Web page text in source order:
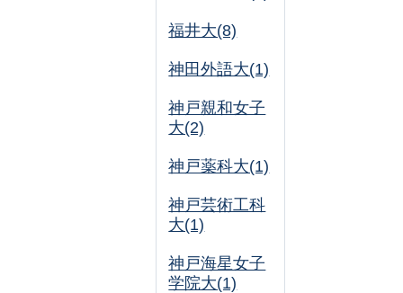
福井大(8)
神田外語大(1)
神戸親和女子
大(2)
神戸薬科大(1)
神戸芸術工科
大(1)
神戸海星女子
学院大(1)